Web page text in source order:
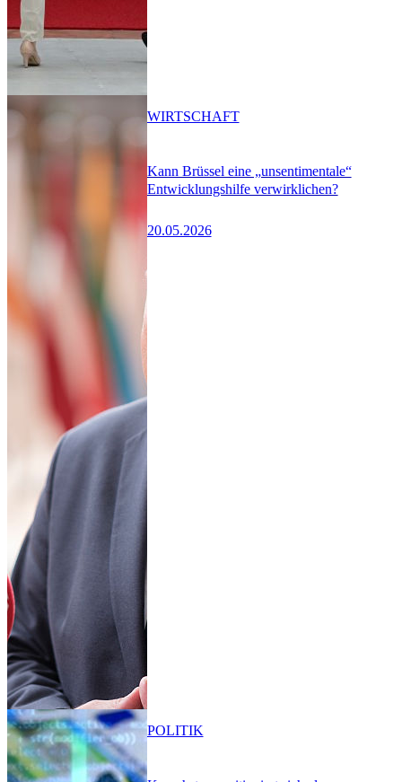
Kann Brüssel eine „unsentimentale“
Entwicklungshilfe verwirklichen?
20.05.2026
WIRTSCHAFT
POLITIK